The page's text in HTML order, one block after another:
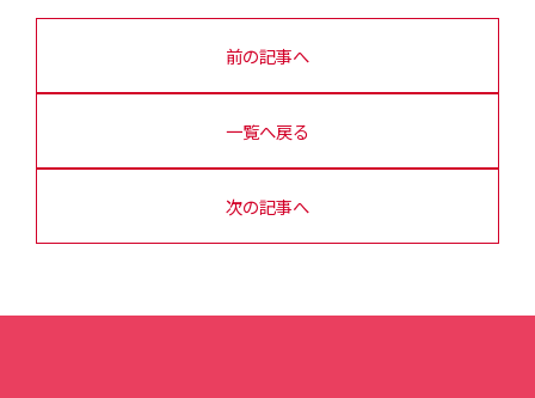
前の記事へ
一覧へ戻る
次の記事へ